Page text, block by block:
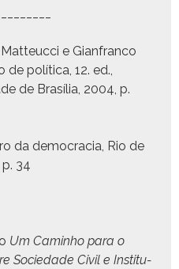
e Gian­fran­co
de políti­ca, 12. ed.,
de Brasília, 2004, p.
da democ­ra­cia, Rio de
34
Um Cam­in­ho para o
Sociedade Civ­il e Insti­tu­